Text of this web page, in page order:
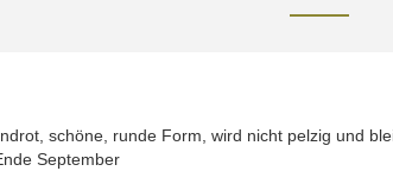
schöne, runde Form, wird nicht pelzig und
September